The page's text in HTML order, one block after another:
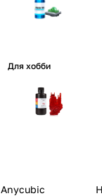
Для хобби
Anycubic